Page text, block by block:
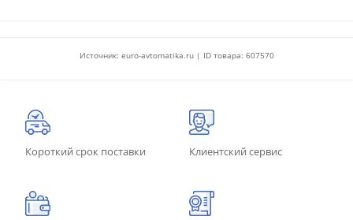
Источник: euro-avtomatika.ru | ID товара: 607570
Короткий срок поставки Клиентский сервис